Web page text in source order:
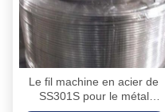
Le fil machine en acier de
SS301S pour le métal